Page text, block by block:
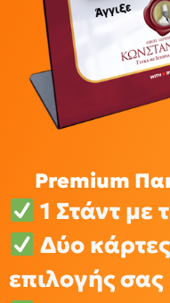
Premium
1 Στάντ με
Δύο
επιλογής σας